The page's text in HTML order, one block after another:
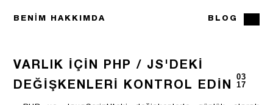
BENIM HAKKIMDA BLOG
VARLIK IÇIN PHP / JS'DEKI
DEĞIŞKENLERI KONTROL EDIN
03
17